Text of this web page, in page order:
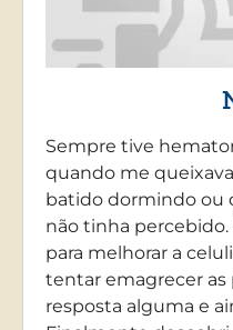
Sempre tive
quando me
batido dormindo ou
não tinha
para melhorar a
tentar emagrecer
resposta alguma e